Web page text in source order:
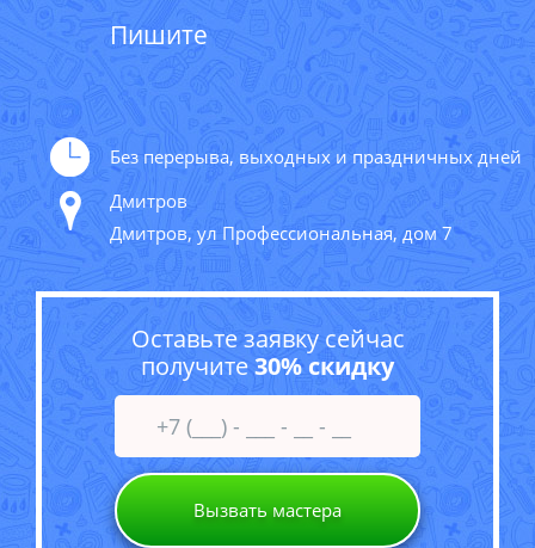
Пишите
Без перерыва, выходных и праздничных дней
Дмитров
Дмитров, ул Профессиональная, дом 7
Оставьте заявку сейчас
получите30% скидку
Вызвать мастера